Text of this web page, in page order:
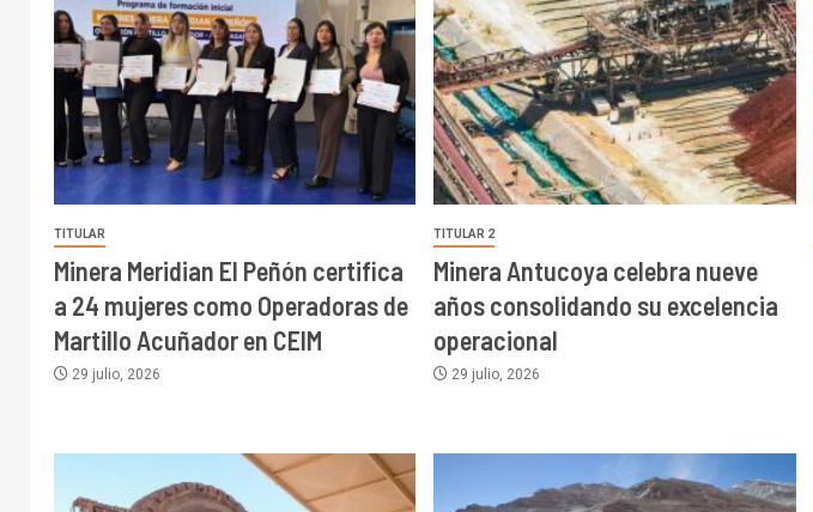
TITULAR
Minera Meridian El Peñón certifica
a 24 mujeres como Operadoras de
Martillo Acuñador en CEIM
29 julio, 2026
TITULAR 2
Minera Antucoya celebra nueve
años consolidando su excelencia
operacional
29 julio, 2026